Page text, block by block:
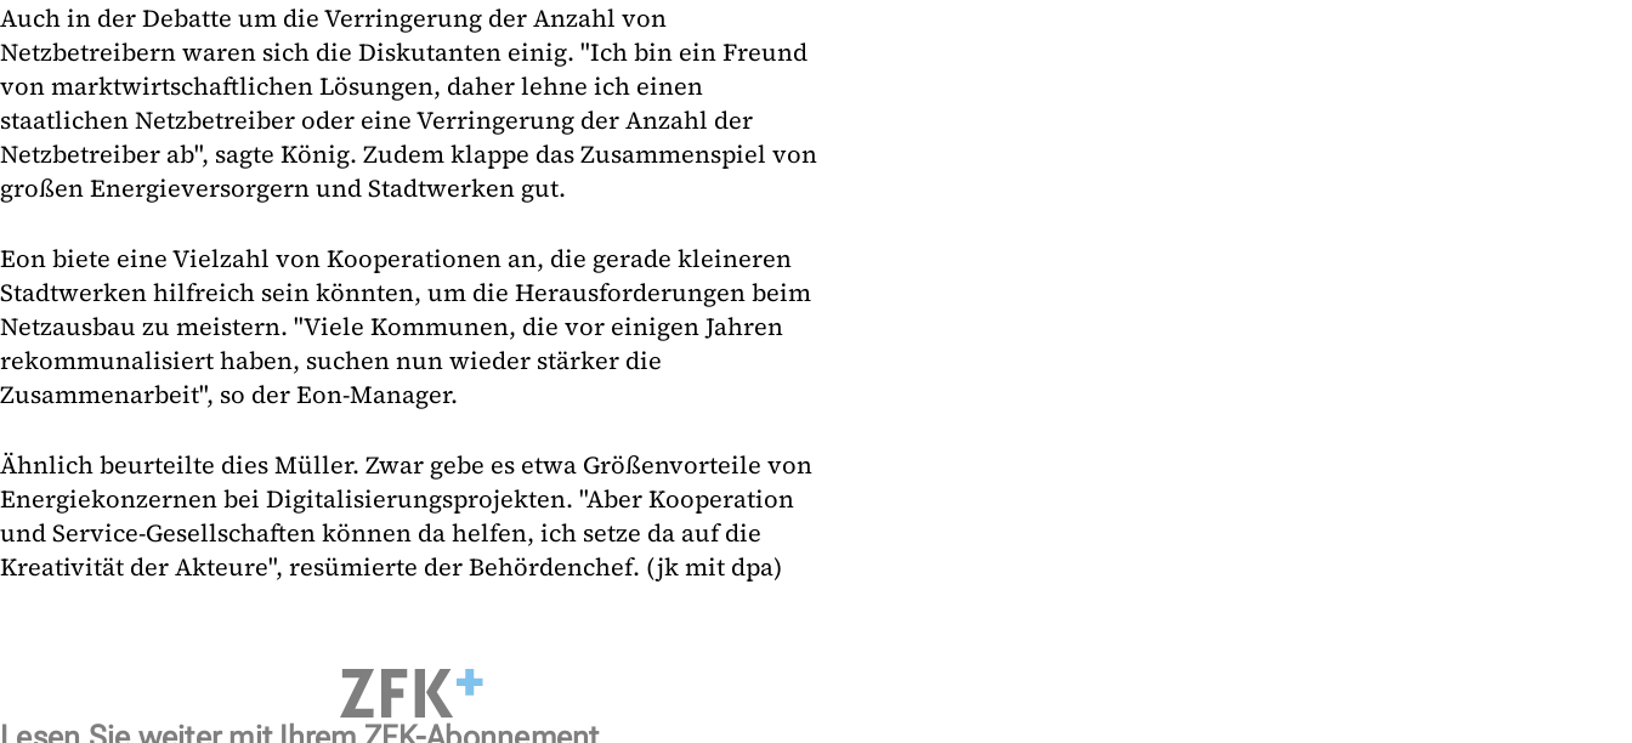
Auch in der Debatte um die Verringerung der Anzahl von
Netzbetreibern waren sich die Diskutanten einig. "Ich bin ein Freund
von marktwirtschaftlichen Lösungen, daher lehne ich einen
staatlichen Netzbetreiber oder eine Verringerung der Anzahl der
Netzbetreiber ab", sagte König. Zudem klappe das Zusammenspiel von
großen Energieversorgern und Stadtwerken gut.
Eon biete eine Vielzahl von Kooperationen an, die gerade kleineren
Stadtwerken hilfreich sein könnten, um die Herausforderungen beim
Netzausbau zu meistern. "Viele Kommunen, die vor einigen Jahren
rekommunalisiert haben, suchen nun wieder stärker die
Zusammenarbeit", so der Eon-Manager.
Ähnlich beurteilte dies Müller. Zwar gebe es etwa Größenvorteile von
Energiekonzernen bei Digitalisierungsprojekten. "Aber Kooperation
und Service-Gesellschaften können da helfen, ich setze da auf die
Kreativität der Akteure", resümierte der Behördenchef. (jk mit dpa)